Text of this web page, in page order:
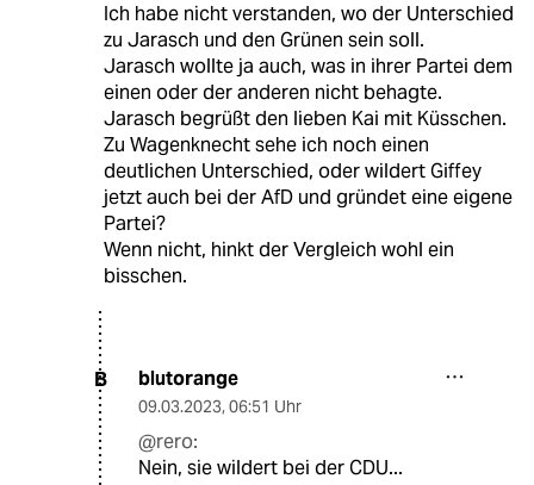
Ich habe nicht verstanden, wo der Unterschied
zu Jarasch und den Grünen sein soll.
Jarasch wollte ja auch, was in ihrer Partei dem
einen oder der anderen nicht behagte.
Jarasch begrüßt den lieben Kai mit Küsschen.
Zu Wagenknecht sehe ich noch einen
deutlichen Unterschied, oder wildert Giffey
jetzt auch bei der AfD und gründet eine eigene
Partei?
Wenn nicht, hinkt der Vergleich wohl ein
bisschen.
B blutorange
09.03.2023, 06:51 Uhr
@rero:
Nein, sie wildert bei der CDU...